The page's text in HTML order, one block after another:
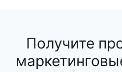
Получите